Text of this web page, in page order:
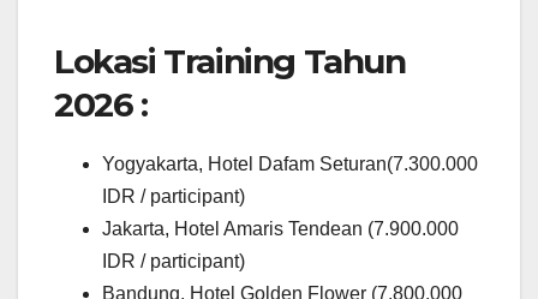
Lokasi Training Tahun
2026 :
Yogyakarta, Hotel Dafam Seturan(7.300.000
IDR / participant)
Jakarta, Hotel Amaris Tendean (7.900.000
IDR / participant)
Bandung, Hotel Golden Flower (7.800.000